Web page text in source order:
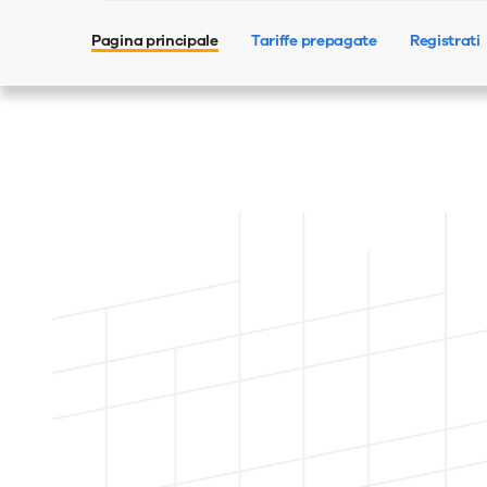
Pagina principale Tariffe prepagate Registrati